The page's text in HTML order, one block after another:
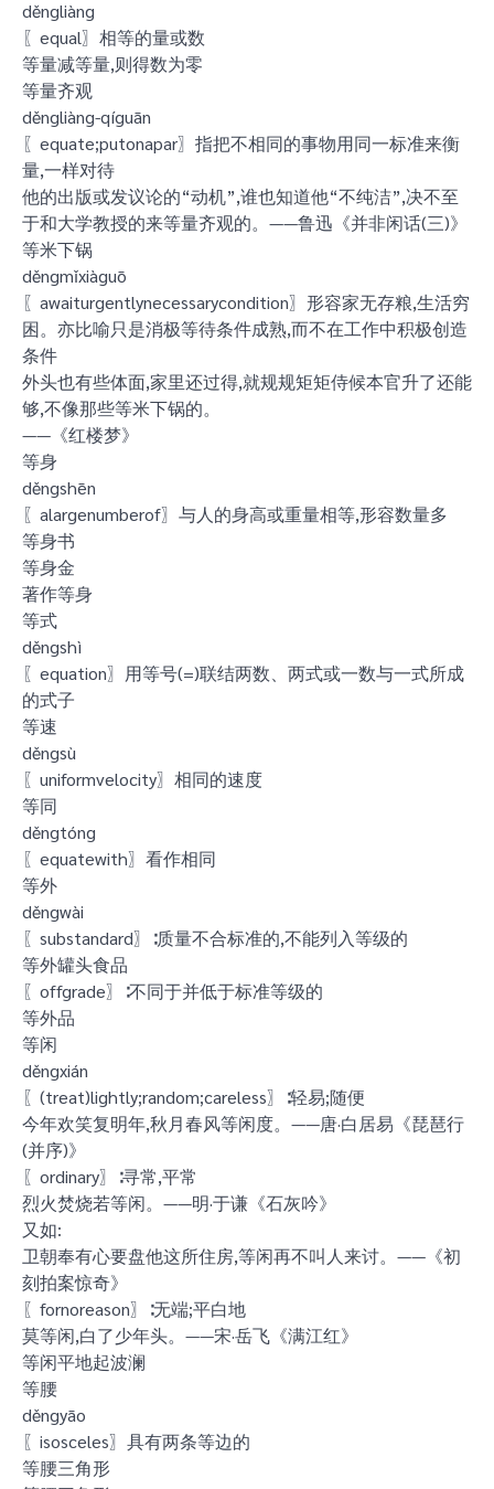
děngliàng
〖equal〗相等的量或数
等量减等量,则得数为零
等量齐观
děngliàng-qíguān
〖equate;putonapar〗指把不相同的事物用同一标准来衡
量,一样对待
他的出版或发议论的“动机”,谁也知道他“不纯洁”,决不至
于和大学教授的来等量齐观的。——鲁迅《并非闲话(三)》
等米下锅
děngmǐxiàguō
〖awaiturgentlynecessarycondition〗形容家无存粮,生活穷
困。亦比喻只是消极等待条件成熟,而不在工作中积极创造
条件
外头也有些体面,家里还过得,就规规矩矩侍候本官升了还能
够,不像那些等米下锅的。
——《红楼梦》
等身
děngshēn
〖alargenumberof〗与人的身高或重量相等,形容数量多
等身书
等身金
著作等身
等式
děngshì
〖equation〗用等号(=)联结两数、两式或一数与一式所成
的式子
等速
děngsù
〖uniformvelocity〗相同的速度
等同
děngtóng
〖equatewith〗看作相同
等外
děngwài
〖substandard〗∶质量不合标准的,不能列入等级的
等外罐头食品
〖offgrade〗∶不同于并低于标准等级的
等外品
等闲
děngxián
〖(treat)lightly;random;careless〗∶轻易;随便
今年欢笑复明年,秋月春风等闲度。——唐·白居易《琵琶行
(并序)》
〖ordinary〗∶寻常,平常
烈火焚烧若等闲。——明·于谦《石灰吟》
又如:
卫朝奉有心要盘他这所住房,等闲再不叫人来讨。——《初
刻拍案惊奇》
〖fornoreason〗∶无端;平白地
莫等闲,白了少年头。——宋·岳飞《满江红》
等闲平地起波澜
等腰
děngyāo
〖isosceles〗具有两条等边的
等腰三角形